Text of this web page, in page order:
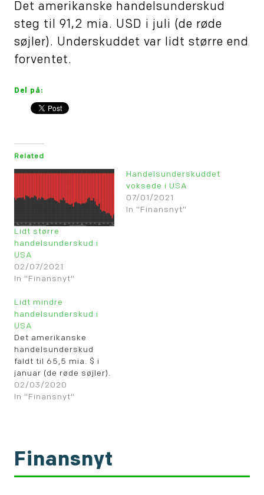
Det amerikanske handelsunderskud
steg til 91,2 mia. USD i juli (de røde
søjler). Underskuddet var lidt større end
forventet.
Del på:
Related
Lidt større
handelsunderskud i
USA
02/07/2021
In "Finansnyt"
Handelsunderskuddet
voksede i USA
07/01/2021
In "Finansnyt"
Lidt mindre
handelsunderskud i
USA
Det amerikanske
handelsunderskud
faldt til 65,5 mia. $ i
januar (de røde søjler).
02/03/2020
In "Finansnyt"
Finansnyt